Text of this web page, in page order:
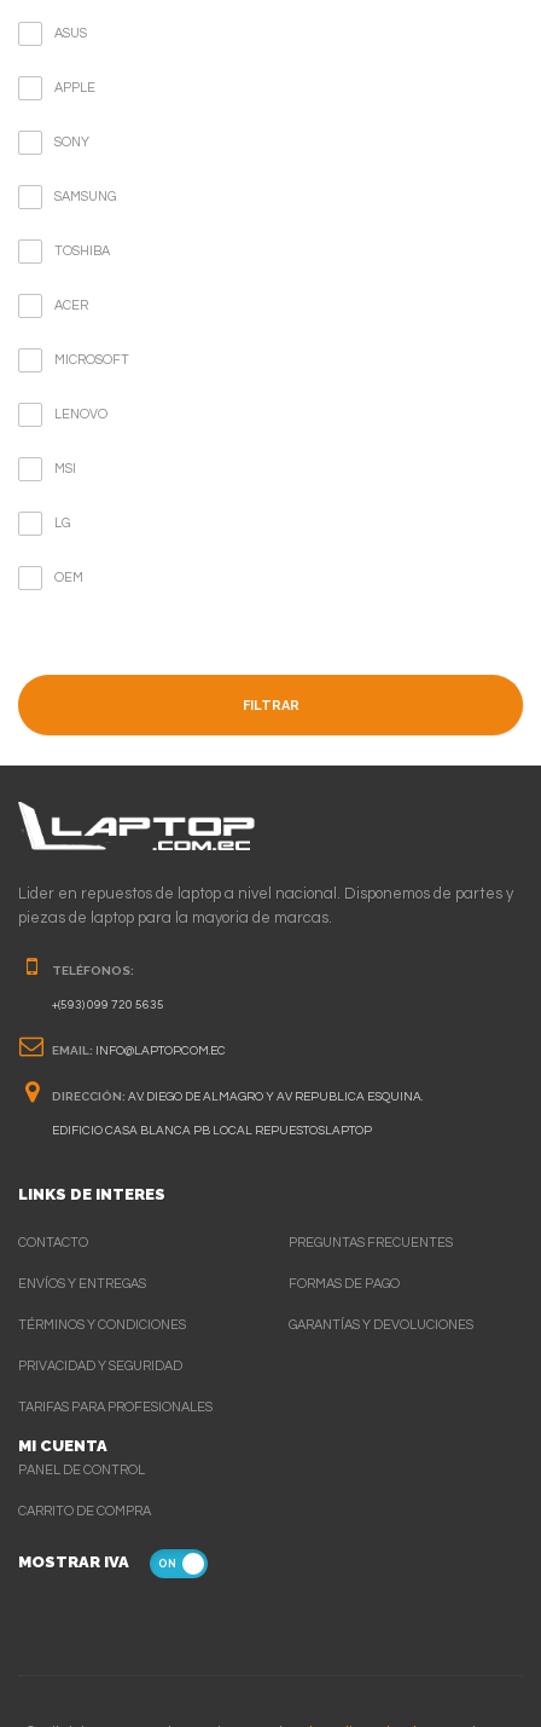
ASUS
APPLE
SONY
SAMSUNG
TOSHIBA
ACER
MICROSOFT
LENOVO
MSI
LG
OEM
FILTRAR
Lider en repuestos de laptop a nivel nacional. Disponemos de partes y
piezas de laptop para la mayoria de marcas.
TELÉFONOS:
+(593) 099 720 5635
EMAIL: INFO@LAPTOP.COM.EC
DIRECCIÓN: AV. DIEGO DE ALMAGRO Y AV REPUBLICA ESQUINA.
EDIFICIO CASA BLANCA PB LOCAL REPUESTOSLAPTOP
LINKS DE INTERES
CONTACTO
ENVÍOS Y ENTREGAS
TÉRMINOS Y CONDICIONES
PRIVACIDAD Y SEGURIDAD
TARIFAS PARA PROFESIONALES
MI CUENTA
PANEL DE CONTROL
CARRITO DE COMPRA
PREGUNTAS FRECUENTES
FORMAS DE PAGO
GARANTÍAS Y DEVOLUCIONES
MOSTRAR IVA